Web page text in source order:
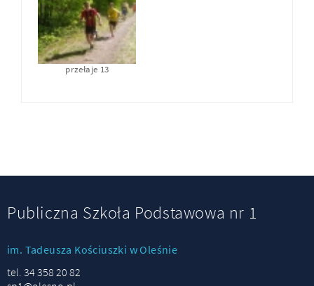
przełaje 13
Publiczna Szkoła Podstawowa nr 1
im. Tadeusza Kościuszki w Oleśnie
tel. 34 358 20 82